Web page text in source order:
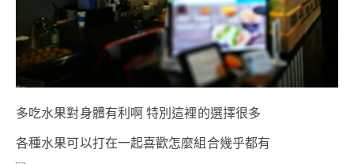
多吃水果對身體有利啊 特別這裡的選擇很多
各種水果可以打在一起喜歡怎麼組合幾乎都有